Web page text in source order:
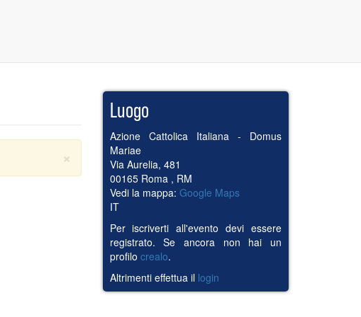
×
Luogo
Azione Cattolica Italiana - Domus
Mariae
Via Aurelia, 481
00165 Roma , RM
Vedi la mappa: Google Maps
IT
Per iscriverti all'evento devi essere
registrato. Se ancora non hai un
profilo crealo.
Altrimenti effettua il login